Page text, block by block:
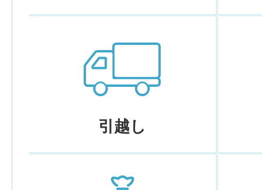
引越し